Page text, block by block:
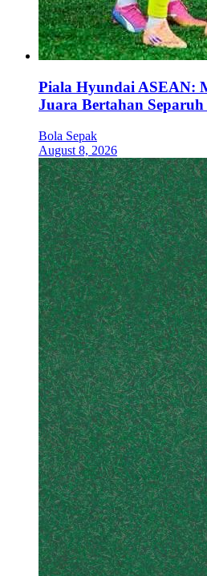
Piala Hyundai ASEAN:
Juara Bertahan
Bola Sepak
August 8, 2026